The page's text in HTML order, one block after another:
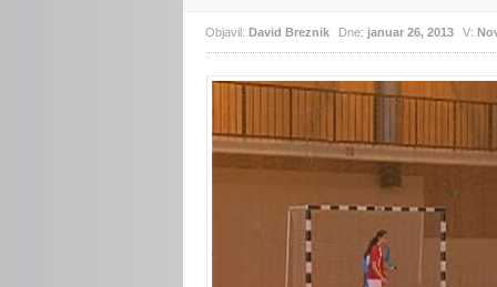
Objavil:David Breznik Dne: januar 26, 2013 V: